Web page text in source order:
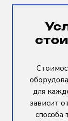
для
зависит
способа